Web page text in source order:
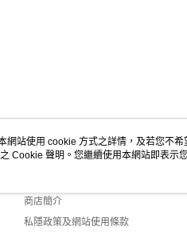
關於我們
商店簡介
私隱政策及網站使用條款
網站使用 cookie 方式之詳情，及若您不
Cookie 聲明。您繼續使用本網站即表示